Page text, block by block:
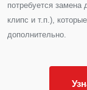
потребуется замена
клипс и т.п.),
дополнительно.